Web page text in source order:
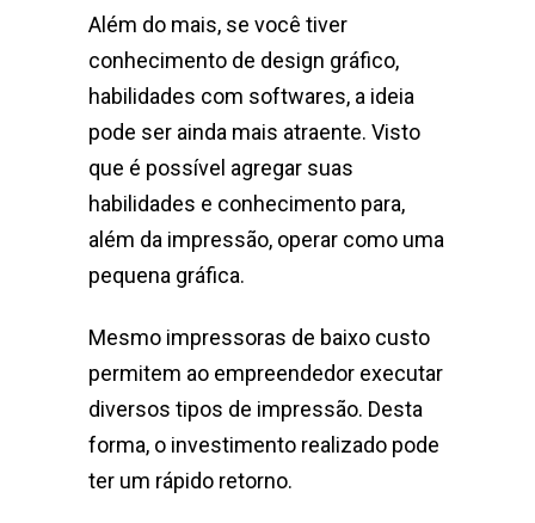
Além do mais, se você tiver
conhecimento de design gráfico,
habilidades com softwares, a ideia
pode ser ainda mais atraente. Visto
que é possível agregar suas
habilidades e conhecimento para,
além da impressão, operar como uma
pequena gráfica.
Mesmo impressoras de baixo custo
permitem ao empreendedor executar
diversos tipos de impressão. Desta
forma, o investimento realizado pode
ter um rápido retorno.